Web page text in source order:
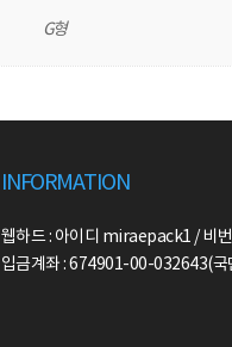
G형
INFORMATION
웹하드 : 아이디 miraepack1 / 비
입금계좌 : 674901-00-032643(국